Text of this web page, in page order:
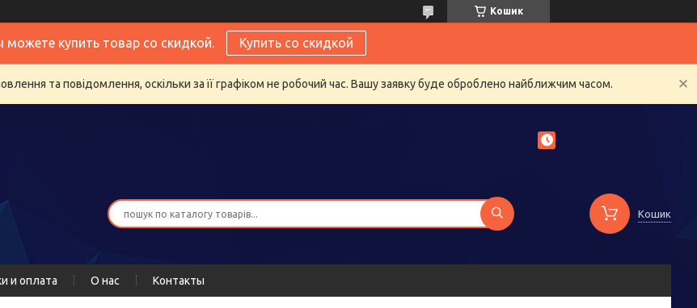
Кошик
можете купить товар со скидкой. Купить со скидкой
та повідомлення, оскільки за її графіком не робочий час. Вашу заявку буде оброблено найближчим часом.
Кошик
и оплата О нас Контакты